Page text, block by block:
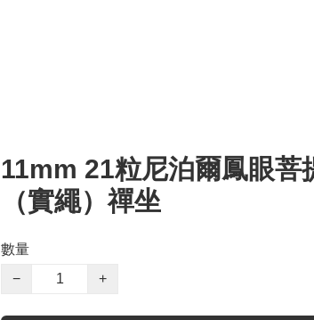
11mm 21粒尼泊爾鳳眼菩
（實繩）禪坐
數量
−
+